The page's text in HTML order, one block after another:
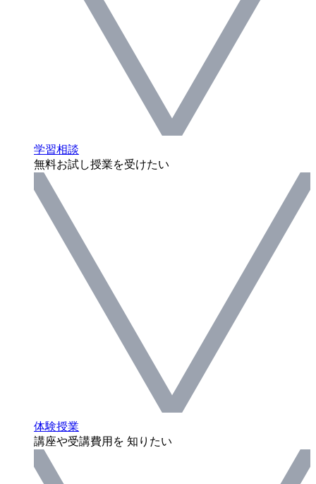
学習相談
無料お試し授業を受けたい
体験授業
講座や受講費用を 知りたい